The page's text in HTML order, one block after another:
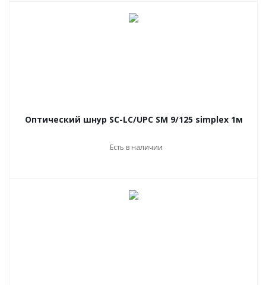
Оптический шнур SC-LC/UPC SM 9/125 simplex 1м
Есть в наличии